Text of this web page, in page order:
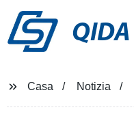
QIDA
Casa Notizia